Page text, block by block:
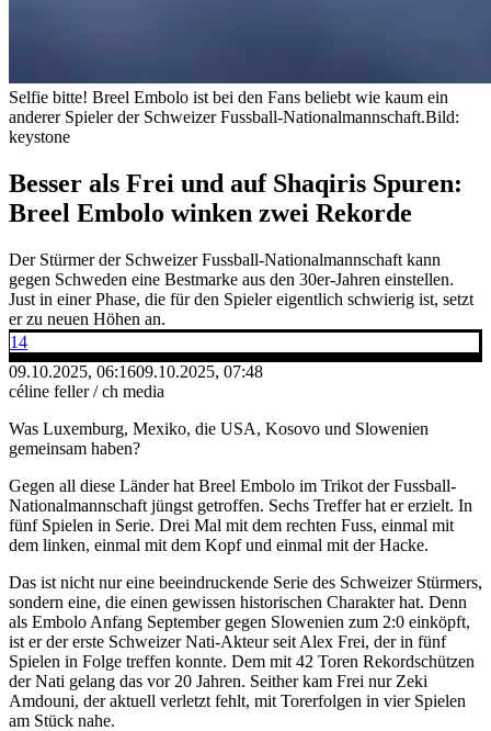
Selfie bitte! Breel Embolo ist bei den Fans beliebt wie kaum ein
anderer Spieler der Schweizer Fussball-Nationalmannschaft.Bild:
keystone
Besser als Frei und auf Shaqiris Spuren:
Breel Embolo winken zwei Rekorde
Der Stürmer der Schweizer Fussball-Nationalmannschaft kann
gegen Schweden eine Bestmarke aus den 30er-Jahren einstellen.
Just in einer Phase, die für den Spieler eigentlich schwierig ist, setzt
er zu neuen Höhen an.
14
09.10.2025, 06:1609.10.2025, 07:48
céline feller / ch media
Was Luxemburg, Mexiko, die USA, Kosovo und Slowenien
gemeinsam haben?
Gegen all diese Länder hat Breel Embolo im Trikot der Fussball-
Nationalmannschaft jüngst getroffen. Sechs Treffer hat er erzielt. In
fünf Spielen in Serie. Drei Mal mit dem rechten Fuss, einmal mit
dem linken, einmal mit dem Kopf und einmal mit der Hacke.
Das ist nicht nur eine beeindruckende Serie des Schweizer Stürmers,
sondern eine, die einen gewissen historischen Charakter hat. Denn
als Embolo Anfang September gegen Slowenien zum 2:0 einköpft,
ist er der erste Schweizer Nati-Akteur seit Alex Frei, der in fünf
Spielen in Folge treffen konnte. Dem mit 42 Toren Rekordschützen
der Nati gelang das vor 20 Jahren. Seither kam Frei nur Zeki
Amdouni, der aktuell verletzt fehlt, mit Torerfolgen in vier Spielen
am Stück nahe.